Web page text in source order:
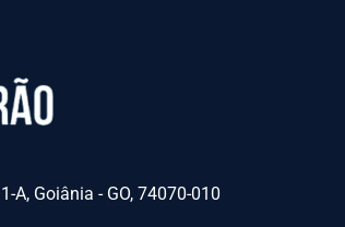
A, Goiânia - GO, 74070-010